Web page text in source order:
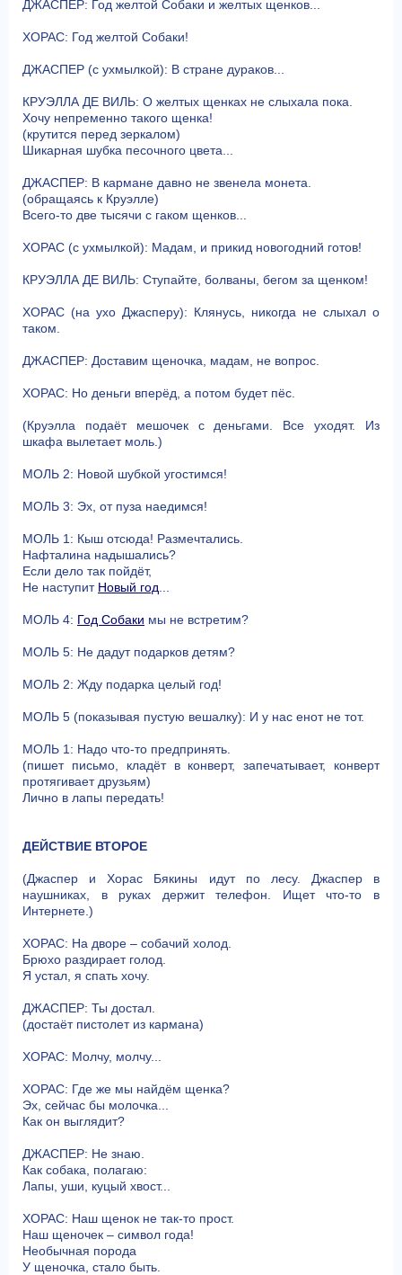
ДЖАСПЕР: Год желтой Собаки и желтых щенков...
ХОРАС: Год желтой Собаки!
ДЖАСПЕР (с ухмылкой): В стране дураков...
КРУЭЛЛА ДЕ ВИЛЬ: О желтых щенках не слыхала пока.
Хочу непременно такого щенка!
(крутится перед зеркалом)
Шикарная шубка песочного цвета...
ДЖАСПЕР: В кармане давно не звенела монета.
(обращаясь к Круэлле)
Всего-то две тысячи с гаком щенков...
ХОРАС (с ухмылкой): Мадам, и прикид новогодний готов!
КРУЭЛЛА ДЕ ВИЛЬ: Ступайте, болваны, бегом за щенком!
ХОРАС (на ухо Джасперу): Клянусь, никогда не слыхал о
таком.
ДЖАСПЕР: Доставим щеночка, мадам, не вопрос.
ХОРАС: Но деньги вперёд, а потом будет пёс.
(Круэлла подаёт мешочек с деньгами. Все уходят. Из
шкафа вылетает моль.)
МОЛЬ 2: Новой шубкой угостимся!
МОЛЬ 3: Эх, от пуза наедимся!
МОЛЬ 1: Кыш отсюда! Размечтались.
Нафталина надышались?
Если дело так пойдёт,
Не наступит Новый год
МОЛЬ 4: Год Собаки мы не встретим?
МОЛЬ 5: Не дадут подарков детям?
МОЛЬ 2: Жду подарка целый год!
МОЛЬ 5 (показывая пустую вешалку): И у нас енот не тот.
МОЛЬ 1: Надо что-то предпринять.
(пишет письмо, кладёт в конверт, запечатывает, конверт
протягивает друзьям)
Лично в лапы передать!
ДЕЙСТВИЕ ВТОРОЕ
(Джаспер и Хорас Бякины идут по лесу. Джаспер в
наушниках, в руках держит телефон. Ищет что-то в
Интернете.)
ХОРАС: На дворе – собачий холод.
Брюхо раздирает голод.
Я устал, я спать хочу.
ДЖАСПЕР: Ты достал.
(достаёт пистолет из кармана)
ХОРАС: Молчу, молчу...
ХОРАС: Где же мы найдём щенка?
Эх, сейчас бы молочка...
Как он выглядит?
ДЖАСПЕР: Не знаю.
Как собака, полагаю:
Лапы, уши, куцый хвост...
ХОРАС: Наш щенок не так-то прост.
Наш щеночек – символ года!
Необычная порода
У щеночка, стало быть.